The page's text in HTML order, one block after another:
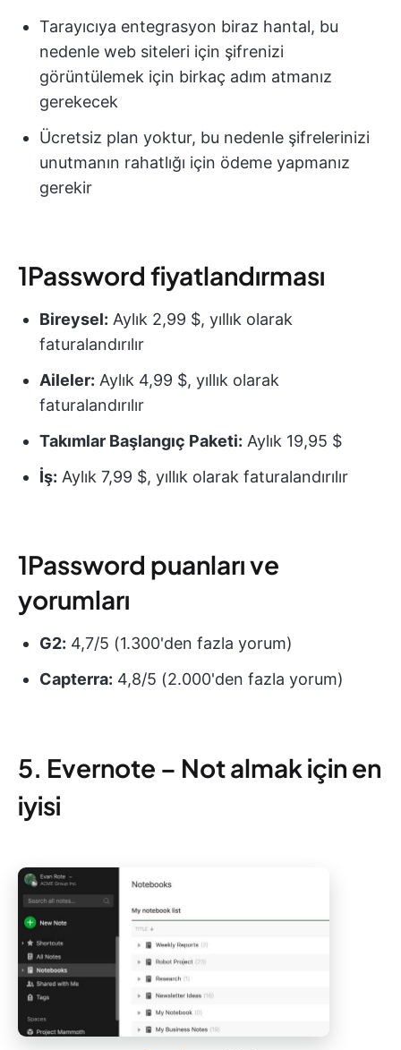
Tarayıcıya entegrasyon biraz hantal, bu
nedenle web siteleri için şifrenizi
görüntülemek için birkaç adım atmanız
gerekecek
Ücretsiz plan yoktur, bu nedenle şifrelerinizi
unutmanın rahatlığı için ödeme yapmanız
gerekir
1Password fiyatlandırması
Bireysel: Aylık 2,99 $, yıllık olarak
faturalandırılır
Aileler: Aylık 4,99 $, yıllık olarak
faturalandırılır
Takımlar Başlangıç Paketi: Aylık 19,95 $
İş: Aylık 7,99 $, yıllık olarak faturalandırılır
1Password puanları ve
yorumları
G2: 4,7/5 (1.300'den fazla yorum)
Capterra: 4,8/5 (2.000'den fazla yorum)
5. Evernote – Not almak için en
iyisi